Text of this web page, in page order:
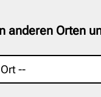
anderen Orten